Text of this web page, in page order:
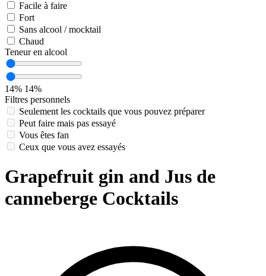
Facile à faire
Fort
Sans alcool / mocktail
Chaud
Teneur en alcool
14% 14%
Filtres personnels
Seulement les cocktails que vous pouvez préparer
Peut faire mais pas essayé
Vous êtes fan
Ceux que vous avez essayés
Grapefruit gin and Jus de
canneberge Cocktails